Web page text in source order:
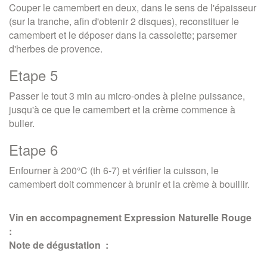
Couper le camembert en deux, dans le sens de l'épaisseur
(sur la tranche, afin d'obtenir 2 disques), reconstituer le
camembert et le déposer dans la cassolette; parsemer
d'herbes de provence.
Etape 5
Passer le tout 3 min au micro-ondes à pleine puissance,
jusqu'à ce que le camembert et la crème commence à
buller.
Etape 6
Enfourner à 200°C (th 6-7) et vérifier la cuisson, le
camembert doit commencer à brunir et la crème à bouillir.
Vin en accompagnement Expression Naturelle Rouge
:
Note de dégustation :